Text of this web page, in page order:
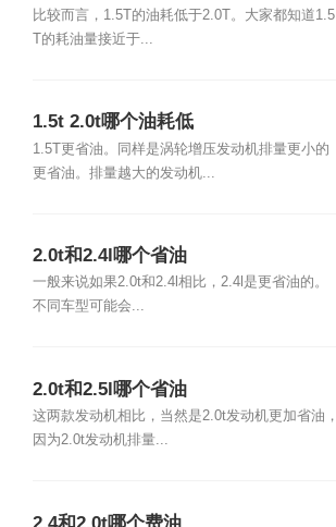
比较而言，1.5T的油耗低于2.0T。大家都知道1.5
T的耗油量接近于...
1.5t 2.0t哪个油耗低
1.5T更省油。同样是涡轮增压发动机排量更小的
更省油。排量越大的发动机...
2.0t和2.4l哪个省油
一般来说如果2.0t和2.4l相比，2.4l是更省油的。
不同车型可能会...
2.0t和2.5l哪个省油
这两款发动机相比，当然是2.0t发动机更加省油，
因为2.0t发动机排量...
2.4和2.0t哪个费油